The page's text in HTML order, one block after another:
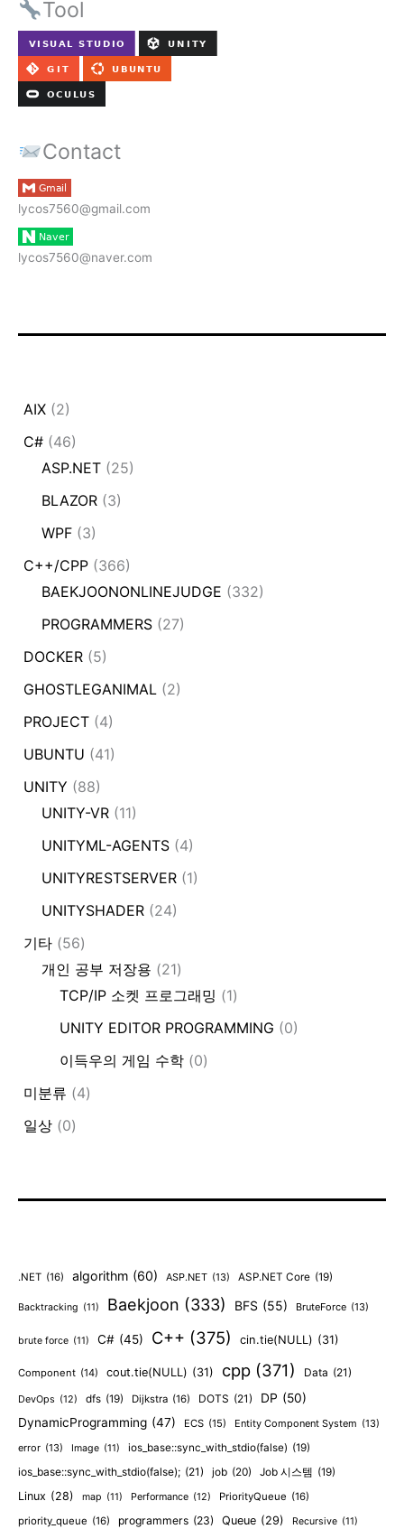
Tool
Contact
lycos7560@gmail.com
lycos7560@naver.com
AIX (2)
C# (46)
ASP.NET (25)
BLAZOR (3)
WPF (3)
C++/CPP (366)
BAEKJOONONLINEJUDGE (332)
PROGRAMMERS (27)
DOCKER (5)
GHOSTLEGANIMAL (2)
PROJECT (4)
UBUNTU (41)
UNITY (88)
UNITY-VR (11)
UNITYML-AGENTS (4)
UNITYRESTSERVER (1)
UNITYSHADER (24)
기타 (56)
개인 공부 저장용 (21)
TCP/IP 소켓 프로그래밍 (1)
UNITY EDITOR PROGRAMMING (0)
이득우의 게임 수학 (0)
미분류 (4)
일상 (0)
.NET (16) algorithm (60) ASP.NET (13) ASP.NET Core (19)
Backtracking (11) Baekjoon (333) BFS (55) BruteForce (13)
brute force (11) C# (45) C++ (375) cin.tie(NULL) (31)
Component (14) cout.tie(NULL) (31) cpp (371) Data (21)
DevOps (12) dfs (19) Dijkstra (16) DOTS (21) DP (50)
DynamicProgramming (47) ECS (15) Entity Component System (13)
error (13) Image (11) ios_base::sync_with_stdio(false) (19)
ios_base::sync_with_stdio(false); (21) job (20) Job 시스템 (19)
Linux (28) map (11) Performance (12) PriorityQueue (16)
priority_queue (16) programmers (23) Queue (29) Recursive (11)